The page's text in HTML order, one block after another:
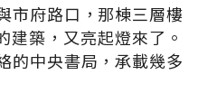
市府路口，那棟三層樓
築，又亮起燈來了。
的中央書局，承載幾多